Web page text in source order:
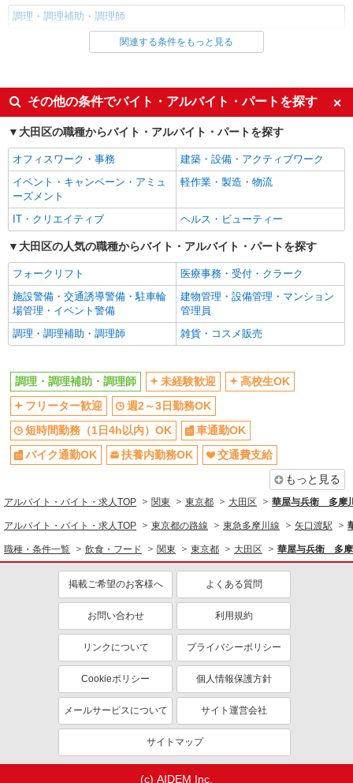
株式会社HITOWA フードサービスカンパニー
変動します。 ※AP評価制度：あり 年1回の評価
により時給を見直します。 ※アルバイト賞与（寸
志）：あり 年2回。勤続年数により金額UP。
イリーゼ蒲田・悠生苑 （東京都大田区北糀谷
2-15-21）
キープ 詳細を見る
正社員
株式会社HITOWA フードサービスカンパニー
福祉施設での調理師【正社員】
月給25万円〜27万円 ※みなし時間外手当30時
間（49,000円〜55,000円）分含む ※給与は経験や
前職給与に応じて決定します。 賞与年2回
はなことばプラス田園調布 （東京都大田区田
園調布1丁目22番11号）
キープ 詳細を見る
正社員
株式会社HITOWA フードサービスカンパニー
福祉施設での調理師【正社員】
月給27万円〜30万円 ※給与は経験や前職給与
に応じて決定します。 賞与年2回
チャーム六郷 （東京都大田区西六郷4丁目34－
詳細を見る
パート
ツクイ大田西糀谷（デイサービス）
デイサービス 調理スタッフ（ミールケアクル
ー）
時給1,226円〜1,270円 ★土日祝日は時給100円
アップ！ ※給与幅は資格・経験等による
東京都大田区西糀谷四丁目9番11号
キープ 詳細を見る
株式会社HITOWA フードサービスカンパニー
福祉施設での栄養士【正社員】
月給24万円〜28万円 ※給与は経験や前職給与
調理・調理補助・調理師
同じ雇用形態から矢口渡駅の求人を探す
同じ特徴から矢口渡駅の求人を探す
未経験歓迎
高校生OK
フリーター歓迎
週2～3日勤務OK
短時間勤務（1日4h以内）OK
車通勤OK
バイク通勤OK
交通費支給
社会保険あり
まかない・食事補助
同じ職種から求人を探す
飲食・フード
調理・調理補助・調理師
同じ特徴から求人を探す
未経験歓迎
高校生OK
週2～3日勤務OK
短時間勤務（1日4h以内）OK
車通勤OK
扶養内勤務OK
交通費支給
社会保険あり
まかない・食事補助
関連する条件をもっと見る
その他の条件でバイト・アルバイト・パートを探す
大田区の職種からバイト・アルバイト・パートを探す
オフィスワーク・事務
建築・設備・アクティブワーク
イベント・キャンペーン・アミュ
ーズメント
軽作業・製造・物流
IT・クリエイティブ ヘルス・ビューティー
大田区の人気の職種からバイト・アルバイト・パートを探す
フォークリフト
医療事務・受付・クラーク
施設警備・交通誘導警備・駐車輪
場管理・イベント警備
建物管理・設備管理・マンション
管理員
調理・調理補助・調理師
雑貨・コスメ販売
調理・調理補助・調理師 未経験歓迎
高校生OK
フリーター歓迎
週2～3日勤務OK
短時間勤務（1日4h以内）OK
車通勤OK
バイク通勤OK
扶養内勤務OK
交通費支給
もっと見る
アルバイト・バイト・求人TOP 関東 東京都 大田区 華屋与兵衛 多摩
アルバイト・バイト・求人TOP 東京都の路線 東急多摩川線 矢口渡駅
職種・条件一覧 飲食・フード 関東 東京都 大田区 華屋与兵衛 多摩
掲載ご希望のお客様へ よくある質問
お問い合わせ 利用規約
リンクについて プライバシーポリシー
Cookieポリシー 個人情報保護方針
メールサービスについて サイト運営会社
サイトマップ
(c) AIDEM Inc.